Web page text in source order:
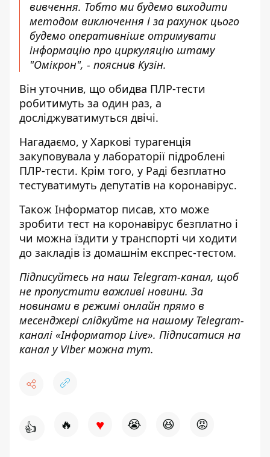
вивчення. Тобто ми будемо виходити
методом виключення і за рахунок цього
будемо оперативніше отримувати
інформацію про циркуляцію штаму
"Омікрон", - пояснив Кузін.
Він уточнив, що обидва ПЛР-тести
робитимуть за один раз, а
досліджуватимуться двічі.
Нагадаємо, у Харкові турагенція
закуповувала у лабораторії підроблені
ПЛР-тести. Крім того, у Раді безплатно
тестуватимуть депутатів на коронавірус.
Також Інформатор писав, хто може
зробити тест на коронавірус безплатно і
чи можна їздити у транспорті чи ходити
до закладів із домашнім експрес-тестом.
Підписуйтесь на наш Telegram-канал, щоб
не пропустити важливі новини. За
новинами в режимі онлайн прямо в
месенджері слідкуйте на нашому Telegram-
каналі «Інформатор Live». Підписатися на
канал у Viber можна тут.
👍 🔥 ♥ 😭 😆 😡